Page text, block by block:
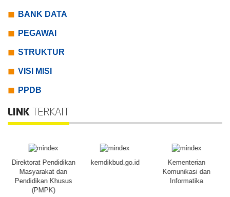
BANK DATA
PEGAWAI
STRUKTUR
VISI MISI
PPDB
LINK TERKAIT
Direktorat Pendidikan
Masyarakat dan
Pendidikan Khusus
(PMPK)
kemdikbud.go.id
Kementerian
Komunikasi dan
Informatika